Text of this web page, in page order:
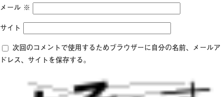
メール ※
サイト
次回のコメントで使用するためブラウザーに自分の名前、メールア
ドレス、サイトを保存する。